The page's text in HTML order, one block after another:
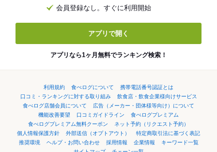
会員登録なし。すぐに利用開始
アプリで開く
アプリなら1ヶ月無料でランキング検索！
利用規約 食べログについて
携帯電話番号認証とは
口コミ・ランキングに対する取り組み
飲食店・飲食企業様向けサービス
食べログ店舗会員について
広告（メーカー・団体様等向け）について
機能改善要望
口コミガイドライン
食べログプレミアム
食べログプレミアム無料クーポン
ネット予約（リクエスト予約）
個人情報保護方針
外部送信（オプトアウト）
特定商取引法に基づく表記
推奨環境
ヘルプ・お問い合わせ 採用情報 企業情報
キーワード一覧